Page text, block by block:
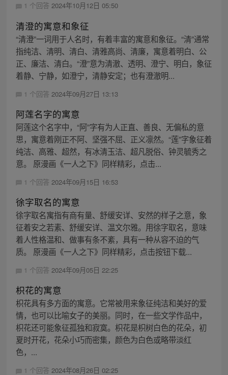
1 个回答 2024年10月12日 05:50
清澄的寓意和象征
“清澄”一词用于人名时，有着丰富的寓意和象征。“清”通常
指纯洁、清明、清白、清雅高尚、清廉，寓意着明白、公
正、廉洁、清白。“澄”意为清澈、透明、澄宁、明白，象征
着静、宁静，如澄宁，清静安定；也有澄澈明...
1 个回答 2024年09月27日 13:13
阿莲名字的寓意
阿莲这个名字中，“阿”字有为人正直、善良、无偏私的意
思，寓意着刚正不阿、坚强不屈、正义凛然。“莲”字象征着
纯洁、高雅、超然，有冰清玉洁、超凡脱俗、钟灵毓秀之
意。 原漫画《一人之下》同样精彩，点击...
1 个回答 2024年09月15日 16:53
徐字取名的寓意
徐字取名寓指有商有量、舒缓安详、安然的样子之意，象
征着安之若素、舒缓安详、温文尔雅。用徐字取名，意味
着人性格温和、做事有条不紊，具有一种从容不迫的气
质。 原漫画《一人之下》同样精彩，点击按钮下载...
1 个回答 2024年09月05日 22:25
枳花的寓意
枳花具有多方面的寓意。它常被用来象征纯洁和美好的爱
情，也可以比喻女子的美丽。同时，在一些文学作品中，
枳花还可能象征孤独和寂寞。枳花是枳树白色的花朵，初
夏时开花，花朵小巧而密集，颜色为白色或略带淡红
色，...
1 个回答 2024年08月26日 02:25